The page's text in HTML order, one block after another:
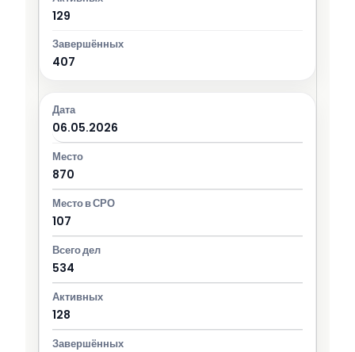
129
407
06.05.2026
870
107
534
128